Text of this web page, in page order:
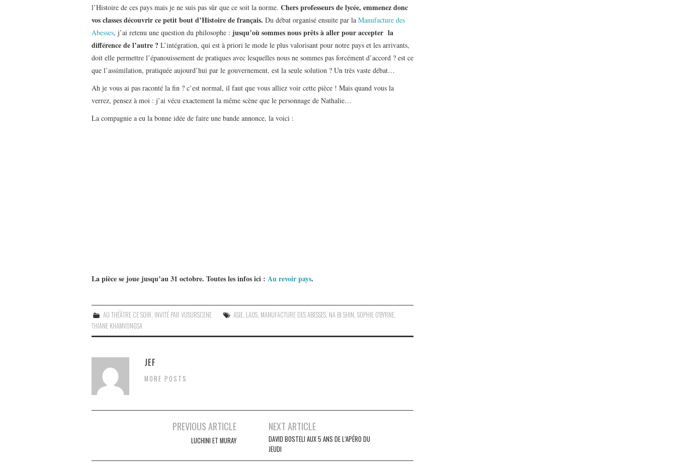
l’Histoire de ces pays mais je ne suis pas sûr que ce soit la norme. Chers professeurs de lycée, emmenez donc
vos classes découvrir ce petit bout d’Histoire de français. Du débat organisé ensuite par la Manufacture des
Abesses, j’ai retenu une question du philosophe : jusqu’où sommes nous prêts à aller pour accepter la
différence de l’autre ? L’intégration, qui est à priori le mode le plus valorisant pour notre pays et les arrivants,
doit elle permettre l’épanouissement de pratiques avec lesquelles nous ne sommes pas forcément d’accord ? est ce
que l’assimilation, pratiquée aujourd’hui par le gouvernement, est la seule solution ? Un très vaste débat…
Ah je vous ai pas raconté la fin ? c’est normal, il faut que vous alliez voir cette pièce ! Mais quand vous la
verrez, pensez à moi : j’ai vécu exactement la même scène que le personnage de Nathalie…
La compagnie a eu la bonne idée de faire une bande annonce, la voici :
La pièce se joue jusqu’au 31 octobre. Toutes les infos ici : Au revoir pays.
AU THÉÂTRE CE SOIR INVITÉ PAR VUSURSCENE ASIE LAOS MANUFACTURE DES ABESSES NA BI SHIN ,SOPHIE O'BYRNE
THIANE KHAMVONGSA
JEF
MORE POSTS
PREVIOUS ARTICLE
LUCHINI ET MURAY
NEXT ARTICLE
DAVID BOSTELI AUX 5 ANS DE L’APÉRO DU
JEUDI